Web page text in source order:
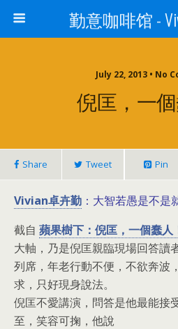
勤意咖啡馆 -
July 22, 2013 • No
倪匡，一個
Share Tweet Pin
Vivian卓卉勤 ：大智若愚是不是
截自 蘋果樹下：倪匡，一個蠢人
大軸，乃是倪匡親臨現場回答讀
列席，年老行動不便，不欲奔波
求，只好現身說法。
倪匡不愛講演，問答是他最能接
至，笑容可掬，他說